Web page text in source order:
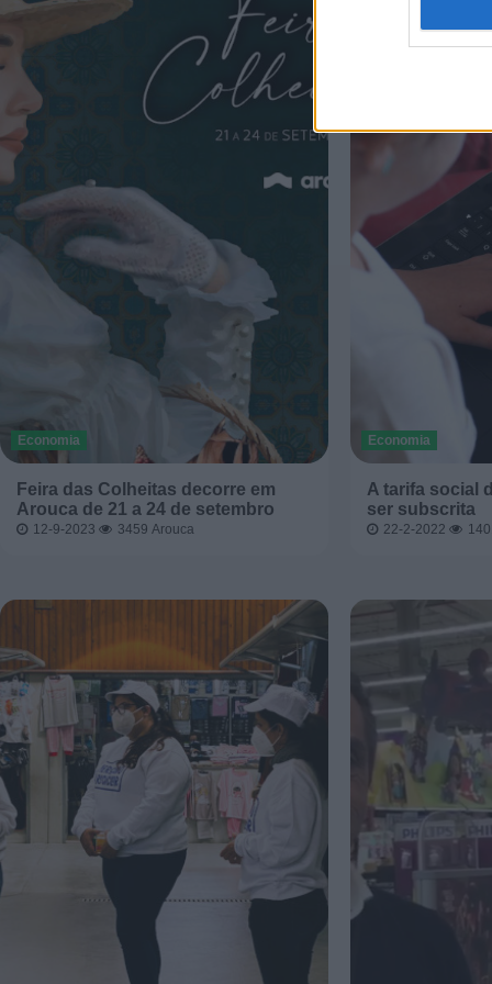
Economia
Feira das Colheitas decorre em
Arouca de 21 a 24 de setembro
12-9-2023 3459 Arouca
Economia
A tarifa social
ser subscrita
22-2-2022